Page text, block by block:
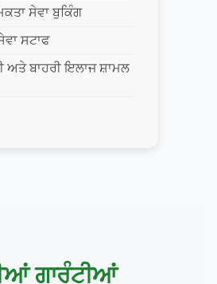
ਸੇਵਾ ਬੁਕਿੰਗ
ਸਟਾਫ
ਅਤੇ ਬਾਹਰੀ ਇਲਾਜ ਸ਼ਾਮਲ
ਗਾਰੰਟੀਆਂ